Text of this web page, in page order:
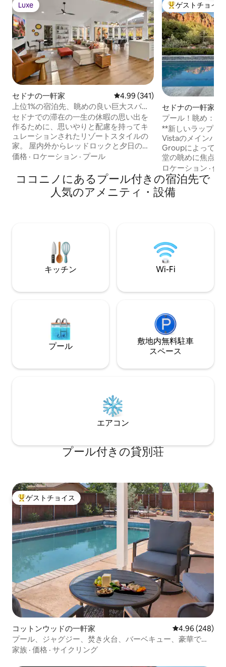
Luxe
Luxe
セドナの一軒家 レビュー341件、5つ星中4.99つ
4.99 (341)
上位1%の宿泊先、眺めの良い巨大スパ、
キング3台、ラグジュアリー
セドナでの滞在の一生の休暇の思い出を
作るために、思いやりと配慮を持ってキ
ュレーションされたリゾートスタイルの
家。 屋内外からレッドロックと夕日の景
色をお楽しみください！ 巨大なテレビと
す！ 12フィート以上のハイドロプールス
パのLED照明の水に浸かったり、泳いだ
りできます。 クリスタルをテーマにした
モックから星を眺めましょう。 大きな庭
と豪華なスポーツ用芝生で、たくさんの
屋外ゲームをお楽しみください。ようこ
価格 · ロケーション · プール
大好評のゲスト
ゲストチョイス
セドナの一軒家
プール！眺め：
ジャグジー、EV
**新しいラッププ
Vistaのメインハ
Groupによって設
堂の眺めに焦点を
べての部屋からの
充電器。チャペル
ペル、ブロークン
ン、ホグヘブンの
級なバスルームに
ト/ビデとビクト
が備わっています
ロケーション ·価
ココニノにあるプール付きの宿泊先で
人気のアメニティ・設備
キッチン Wi-Fi
プール
敷地内無料駐⁠車
ス⁠ペ⁠ー⁠ス
エアコン
プール付きの貸別荘
大好評のゲストチョイスです。
ゲストチョイス
コットンウッドの一軒家 レビュー248
4.96 (248)
プール、ジャグジー、焚き火台、バーベキュー、豪華で
広々とした空間
家族 · 価格 · サイクリング